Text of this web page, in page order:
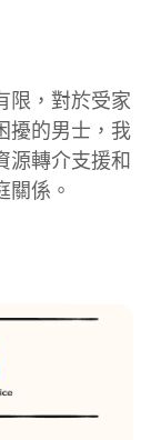
限，對於受家
擾的男士，我
源轉介支援和
係。